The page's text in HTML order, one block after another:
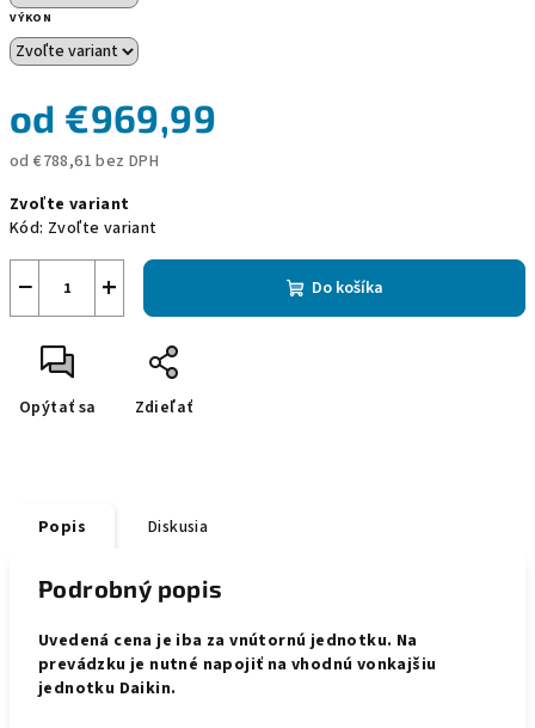
VÝKON
od €969,99
od€788,61 bez DPH
cena:
Zvoľte variant
Kód: Zvoľte variant
+
− Do košíka
Opýtať sa Zdieľať
Popis Diskusia
Podrobný popis
Uvedená cena je iba za vnútornú jednotku. Na
prevádzku je nutné napojiť na vhodnú vonkajšiu
jednotku Daikin.